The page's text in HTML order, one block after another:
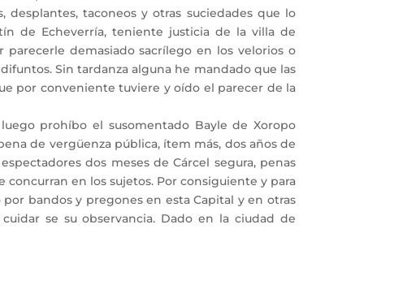
taconeos y otras suciedades que lo
de Echeverría, teniente justicia de la villa de
parecerle demasiado sacrílego en los velorios o
Sin tardanza alguna he mandado que las
por conveniente tuviere y oído el parecer de la
prohíbo el susomentado Bayle de Xoropo
de vergüenza pública, ítem más, dos años de
dos meses de Cárcel segura, penas
concurran en los sujetos. Por consiguiente y para
bandos y pregones en esta Capital y en otras
se su observancia. Dado en la ciudad de